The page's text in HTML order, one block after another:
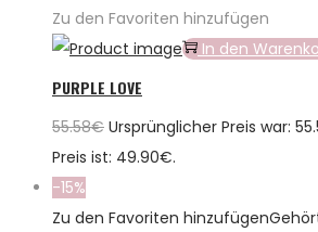
Zu den Favoriten hinzufügen
In den
PURPLE LOVE
55.58€ Ursprünglicher Preis war:
Preis ist: 49.90€.
-15%
Zu den Favoriten hinzufügen